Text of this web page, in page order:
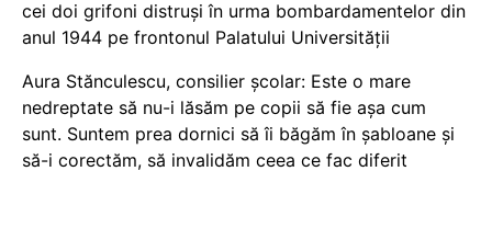
cei doi grifoni distruși în urma bombardamentelor din
anul 1944 pe frontonul Palatului Universității
Aura Stănculescu, consilier școlar: Este o mare
nedreptate să nu-i lăsăm pe copii să fie așa cum
sunt. Suntem prea dornici să îi băgăm în șabloane și
să-i corectăm, să invalidăm ceea ce fac diferit